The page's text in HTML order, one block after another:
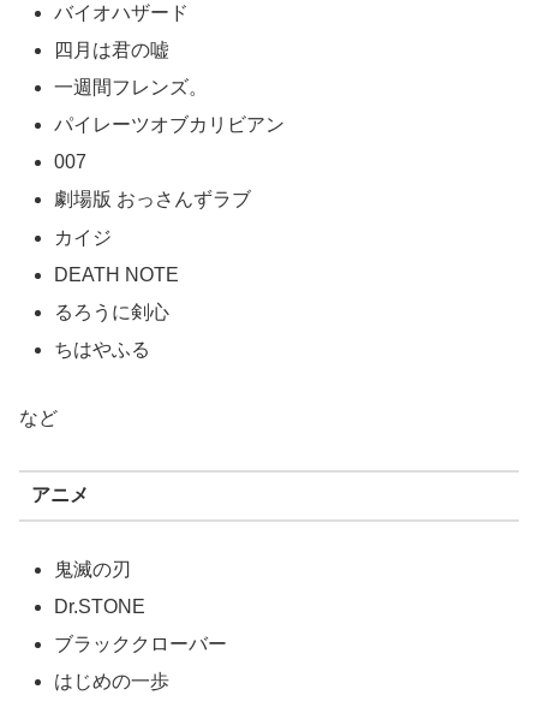
バイオハザード
四月は君の嘘
一週間フレンズ。
パイレーツオブカリビアン
007
劇場版 おっさんずラブ
カイジ
DEATH NOTE
るろうに剣心
ちはやふる
など
アニメ
鬼滅の刃
Dr.STONE
ブラッククローバー
はじめの一歩